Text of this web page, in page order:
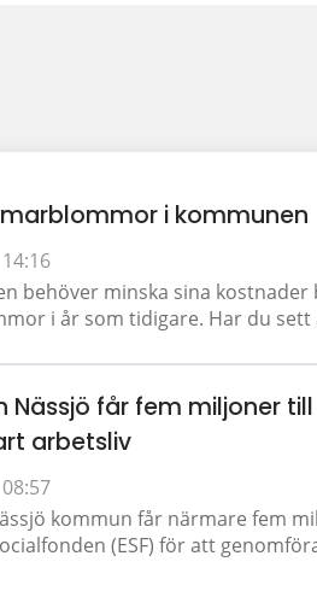
i kommunen
14:16
behöver minska sina
i år som tidigare. Har du sett
Nässjö får fem miljoner
arbetsliv
08:57
kommun får närmare fem
(ESF) för att